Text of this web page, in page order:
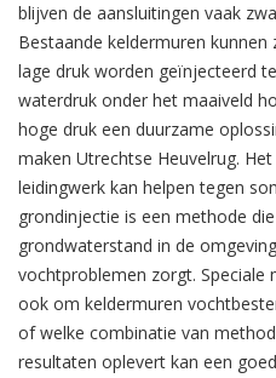
blijven de aansluitingen vaak
Bestaande keldermuren
lage druk worden geïnjecteerd
waterdruk onder het maaiveld
hoge druk een duurzame
maken Utrechtse Heuvelrug.
leidingwerk kan helpen tegen
grondinjectie is een methode
grondwaterstand in de
vochtproblemen zorgt. Speciale
ook om keldermuren
of welke combinatie van
resultaten oplevert kan een